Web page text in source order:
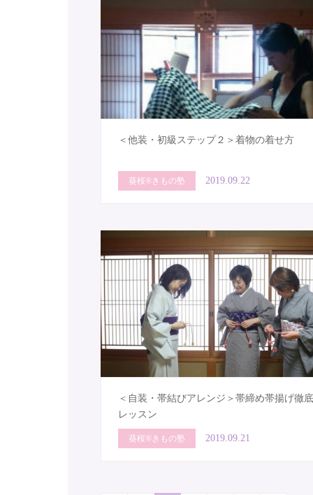
＜他装・初級ステップ２＞着物の着せ方
葵桜®きもの塾 2019.09.22
＜自装・帯結びアレンジ＞帯締め帯揚げ徹底
レッスン
葵桜®きもの塾 2019.09.21